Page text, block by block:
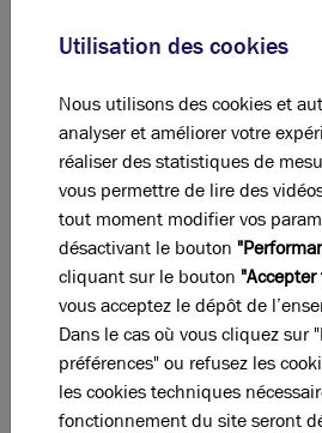
considérable.
de réaliser des économies non
entreprises. En effet, comme
spécialistes de fournisseur-
ont utilisé un comparateur
moyenne réaliser des économies
On peut donc dire que pour une
comparateur d’offres
double avantage :
Un gain de temps ;
Un gain d’argent.
Utilisation des cookies
Nous utilisons des cookies et
analyser et améliorer votre
réaliser des statistiques de
vous permettre de lire des
tout moment modifier vos
désactivant le bouton
cliquant sur le bouton
vous acceptez le dépôt de
Dans le cas où vous cliquez sur
préférences" ou refusez les
les cookies techniques
fonctionnement du site seront